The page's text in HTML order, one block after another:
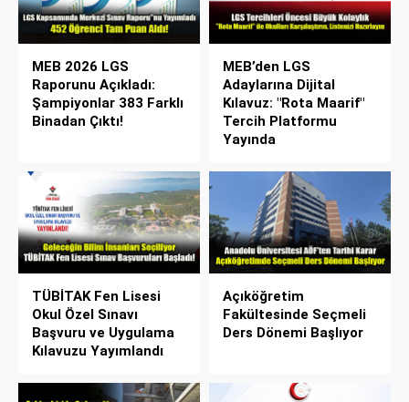
MEB 2026 LGS
Raporunu Açıkladı:
Şampiyonlar 383 Farklı
Binadan Çıktı!
MEB’den LGS
Adaylarına Dijital
Kılavuz: "Rota Maarif"
Tercih Platformu
Yayında
TÜBİTAK Fen Lisesi
Okul Özel Sınavı
Başvuru ve Uygulama
Kılavuzu Yayımlandı
Açıköğretim
Fakültesinde Seçmeli
Ders Dönemi Başlıyor